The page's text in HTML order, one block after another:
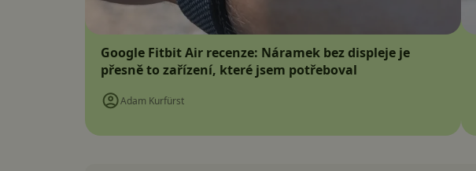
Google Fitbit Air recenze: Náramek bez displeje je
přesně to zařízení, které jsem potřeboval
Adam Kurfürst